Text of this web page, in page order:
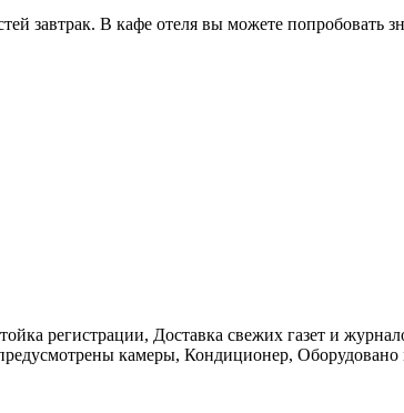
завтрак. В кафе отеля вы можете попробовать
регистрации, Доставка свежих газет и
камеры, Кондиционер, Оборудовано